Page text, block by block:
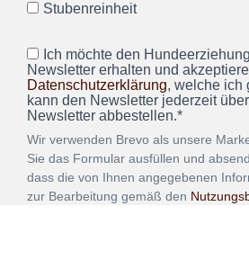
Stubenreinheit
Ich möchte den
Newsletter erhalten und
Datenschutzerklärung, welche ich
kann den Newsletter jederzeit
Newsletter abbestellen.*
Wir verwenden Brevo als unsere
Sie das Formular ausfüllen und
dass die von Ihnen angegebenen
zur Bearbeitung gemäß den